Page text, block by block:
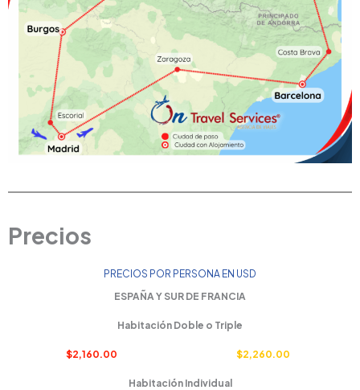
Precios
PRECIOS POR PERSONA EN USD
ESPAÑA Y SUR DE FRANCIA
Habitación Doble o Triple
$2,160.00 $2,260.00
Habitación Individual